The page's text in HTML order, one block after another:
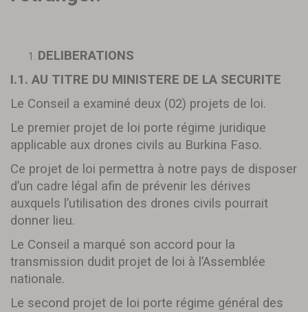
DELIBERATIONS
I.1. AU TITRE DU MINISTERE DE LA SECURITE
Le Conseil a examiné deux (02) projets de loi.
Le premier projet de loi porte régime juridique
applicable aux drones civils au Burkina Faso.
Ce projet de loi permettra à notre pays de disposer
d’un cadre légal afin de prévenir les dérives
auxquels l’utilisation des drones civils pourrait
donner lieu.
Le Conseil a marqué son accord pour la
transmission dudit projet de loi à l’Assemblée
nationale.
Le second projet de loi porte régime général des